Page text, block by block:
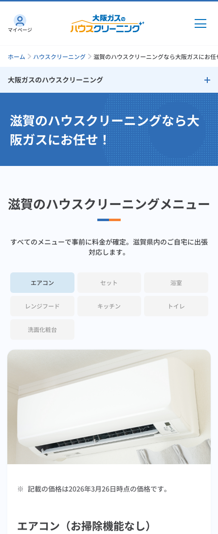
キッチン
浴室
対応エリア
Daigasコラム
総合TOP
English
マイページ
ホーム ハウスクリーニング 滋賀のハウスクリーニングなら大阪ガスにお任
大阪ガスのハウスクリーニング
洗面化粧台
水まわりトータルパック
キッチントータルパック
料金一覧
ご利用ガイド（はじめてご利用の方）
よくあるご質問 TOP
滋賀のハウスクリーニングなら大
阪ガスにお任せ！
滋賀のハウスクリーニングメニュー
すべてのメニューで事前に料金が確定。滋賀県内のご自宅に出張
対応します。
エアコン セット 浴室
レンジフード キッチン トイレ
洗面化粧台
※ 記載の価格は2026年3月26日時点の価格です。
エアコン（お掃除機能なし）